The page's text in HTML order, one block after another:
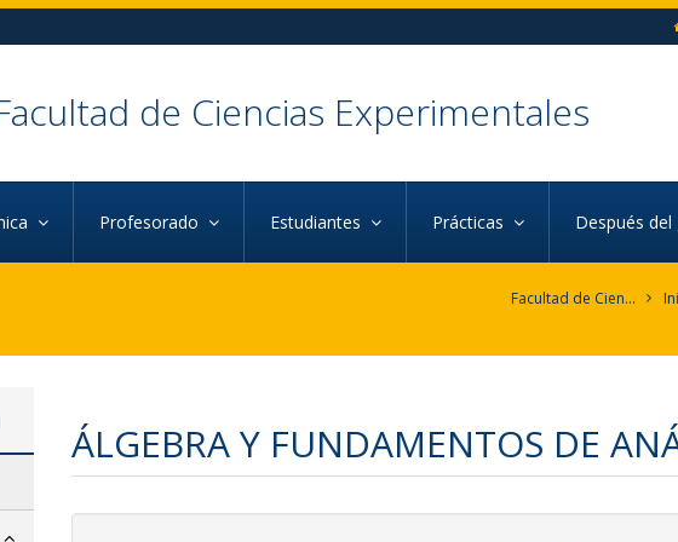
de Ciencias Experimentales
Profesorado Estudiantes Prácticas Después del
Facultad de Ciencias Experimentales
ÁLGEBRA Y FUNDAMENTOS DE